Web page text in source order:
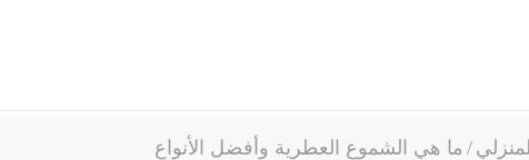
/ ما هي الشموع العطرية وأفضل الأنواع